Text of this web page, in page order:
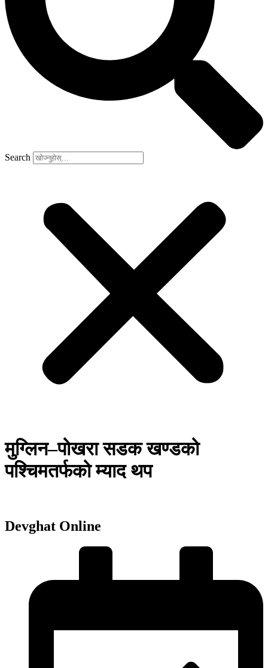
Search
मुग्लिन–पोखरा सडक खण्डको
पश्चिमतर्फको म्याद थप
Devghat Online